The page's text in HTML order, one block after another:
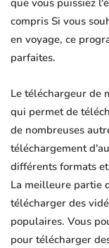
que vous puissiez
compris Si vous
en voyage, ce
parfaites.
Le téléchargeur de
qui permet de
de nombreuses
téléchargement
différents formats
La meilleure partie
télécharger des
populaires. Vous
pour télécharger